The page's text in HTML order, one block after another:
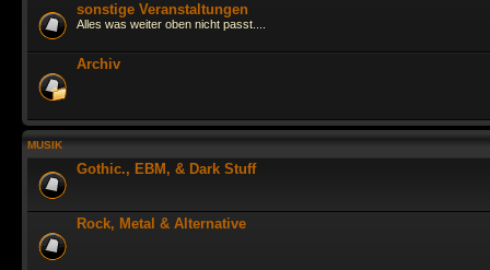
sonstige Veranstaltungen
Alles was weiter oben nicht passt....
Archiv
MUSIK
Gothic., EBM, & Dark Stuff
Rock, Metal & Alternative